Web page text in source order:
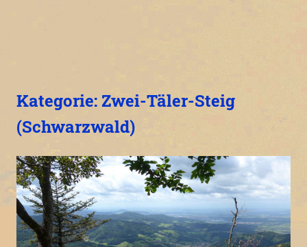
Kategorie:Zwei-Täler-Steig
(Schwarzwald)